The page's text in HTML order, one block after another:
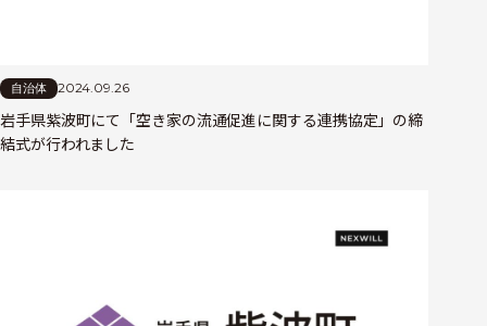
自治体 2024.09.26
岩手県紫波町にて「空き家の流通促進に関する連携協定」の締
結式が行われました